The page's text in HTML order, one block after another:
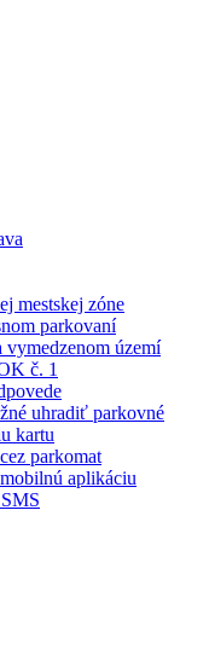
mestskej zóne
parkovaní
území
č. 1
uhradiť parkovné
kartu
parkomat
aplikáciu